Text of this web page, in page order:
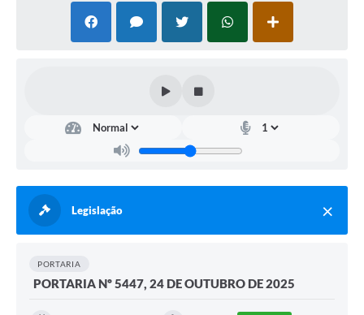
Legislação
PORTARIA
PORTARIA Nº 5447, 24 DE OUTUBRO DE 2025